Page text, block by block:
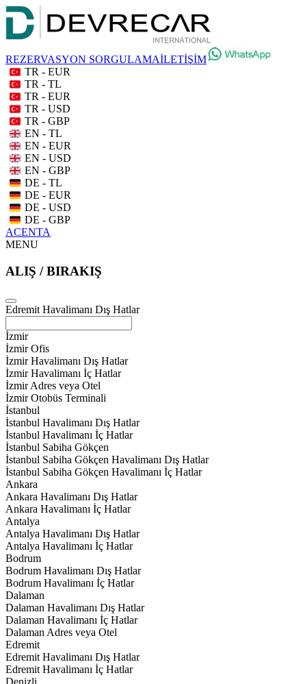
REZERVASYON SORGULAMAİLETİŞİM
TR - EUR
TR - TL
TR - EUR
TR - USD
TR - GBP
EN - TL
EN - EUR
EN - USD
EN - GBP
DE - TL
DE - EUR
DE - USD
DE - GBP
ACENTA
MENU
ALIŞ / BIRAKIŞ
Edremit Havalimanı Dış Hatlar
İzmir
İzmir Ofis
İzmir Havalimanı Dış Hatlar
İzmir Havalimanı İç Hatlar
İzmir Adres veya Otel
İzmir Otobüs Terminali
İstanbul
İstanbul Havalimanı Dış Hatlar
İstanbul Havalimanı İç Hatlar
İstanbul Sabiha Gökçen
İstanbul Sabiha Gökçen Havalimanı Dış Hatlar
İstanbul Sabiha Gökçen Havalimanı İç Hatlar
Ankara
Ankara Havalimanı Dış Hatlar
Ankara Havalimanı İç Hatlar
Antalya
Antalya Havalimanı Dış Hatlar
Antalya Havalimanı İç Hatlar
Bodrum
Bodrum Havalimanı Dış Hatlar
Bodrum Havalimanı İç Hatlar
Dalaman
Dalaman Havalimanı Dış Hatlar
Dalaman Havalimanı İç Hatlar
Dalaman Adres veya Otel
Edremit
Edremit Havalimanı Dış Hatlar
Edremit Havalimanı İç Hatlar